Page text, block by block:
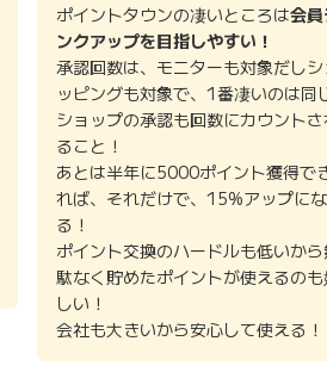
ポイントタウンの凄いところは会員
ンクアップを目指しやすい！
承認回数は、モニターも対象だしシ
ッピングも対象で、1番凄いのは同
ショップの承認も回数にカウント
ること！
あとは半年に5000ポイント獲得で
れば、それだけで、15%アップにな
る！
ポイント交換のハードルも低いか
駄なく貯めたポイントが使えるの
しい！
会社も大きいから安心して使える！